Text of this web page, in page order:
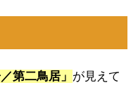
第二鳥居」 が見えて